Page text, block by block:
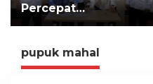
Percepat
Implementasi LLTT
pupuk mahal